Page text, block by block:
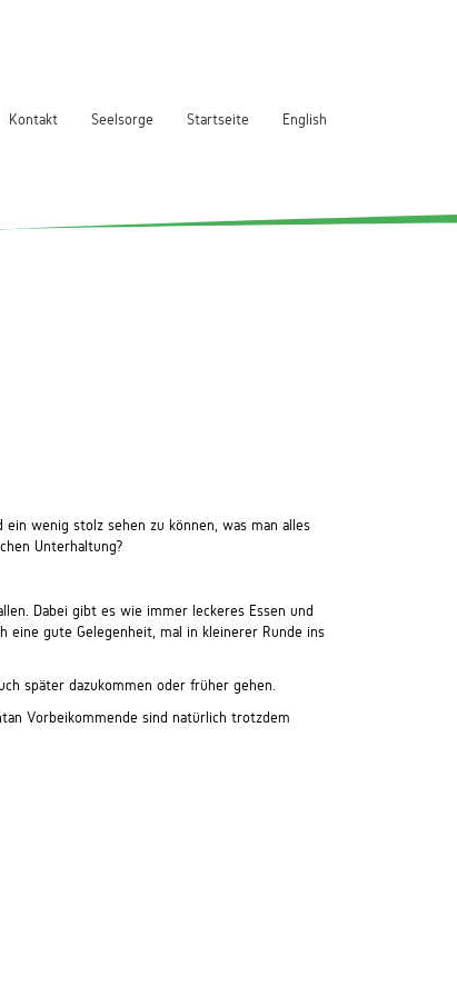
Kontakt Seelsorge Startseite English
wenig stolz sehen zu können, was man alles
Unterhaltung?
Dabei gibt es wie immer leckeres Essen und
eine gute Gelegenheit, mal in kleinerer Runde ins
später dazukommen oder früher gehen.
Vorbeikommende sind natürlich trotzdem